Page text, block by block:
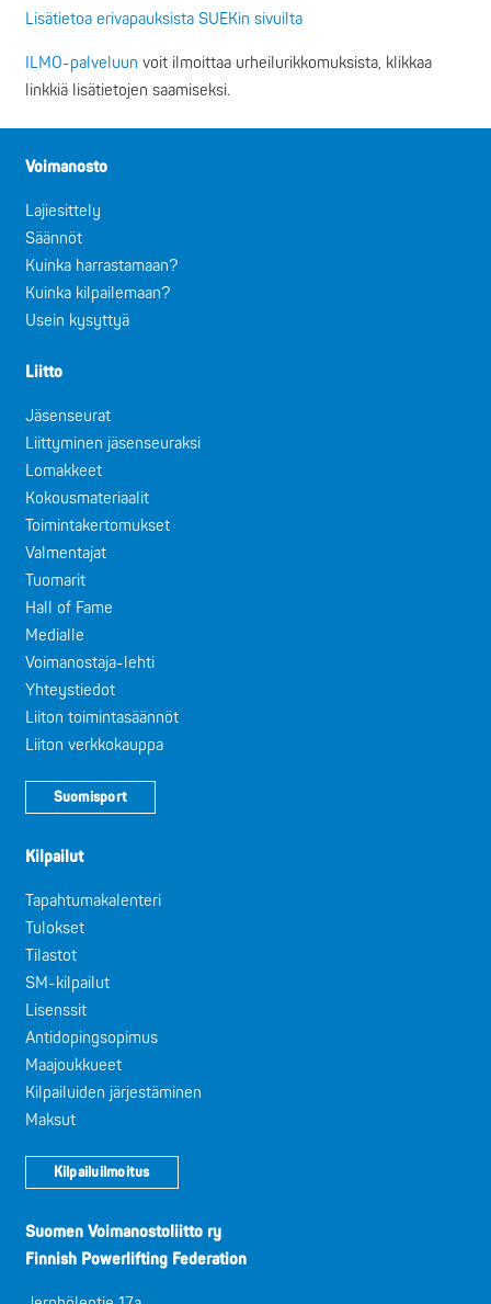
Lisätietoa erivapauksista SUEKin sivuilta
ILMO-palveluun voit ilmoittaa urheilurikkomuksista, klikkaa
linkkiä lisätietojen saamiseksi.
Voimanosto
Lajiesittely
Säännöt
Kuinka harrastamaan?
Kuinka kilpailemaan?
Usein kysyttyä
Liitto
Jäsenseurat
Liittyminen jäsenseuraksi
Lomakkeet
Kokousmateriaalit
Toimintakertomukset
Valmentajat
Tuomarit
Hall of Fame
Medialle
Voimanostaja-lehti
Yhteystiedot
Liiton toimintasäännöt
Liiton verkkokauppa
Suomisport
Kilpailut
Tapahtumakalenteri
Tulokset
Tilastot
SM-kilpailut
Lisenssit
Antidopingsopimus
Maajoukkueet
Kilpailuiden järjestäminen
Maksut
Kilpailuilmoitus
Suomen Voimanostoliitto ry
Finnish Powerlifting Federation